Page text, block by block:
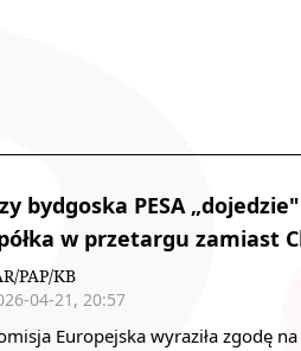
bydgoska PESA
w przetargu zamiast
PAP/KB
04-21, 20:57
Europejska wyraziła zgodę